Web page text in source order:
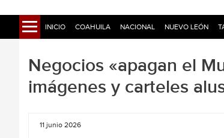
INICIO COAHUILA NACIONAL NUEVO LEÓN
Negocios «apagan el
imágenes y carteles
11 junio 2026